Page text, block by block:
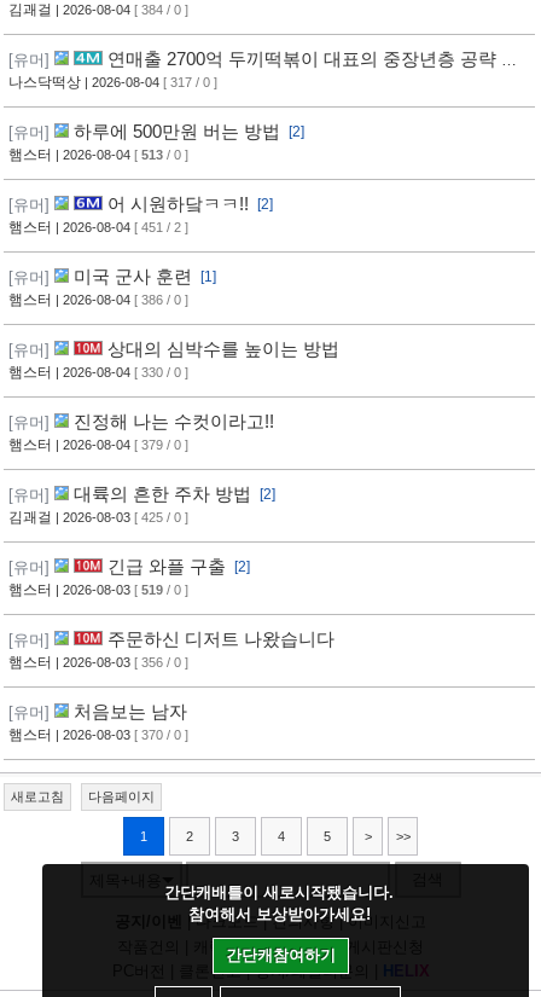
김괘걸 | 2026-08-04 [ 384 / 0 ]
[유머]
연매출 2700억 두끼떡볶이 대표의 중장년층 공략 방
법
나스닥떡상 | 2026-08-04 [ 317 / 0 ]
[유머] 하루에 500만원 버는 방법
[2]
햄스터 | 2026-08-04 [ 513 / 0 ]
[유머] 어 시원하닼ㅋㅋ!!
[2]
햄스터 | 2026-08-04 [ 451 / 2 ]
[유머] 미국 군사 훈련
[1]
햄스터 | 2026-08-04 [ 386 / 0 ]
[유머] 상대의 심박수를 높이는 방법
햄스터 | 2026-08-04 [ 330 / 0 ]
[유머] 진정해 나는 수컷이라고!!
햄스터 | 2026-08-04 [ 379 / 0 ]
[유머] 대륙의 흔한 주차 방법
[2]
김괘걸 | 2026-08-03 [ 425 / 0 ]
[유머] 긴급 와플 구출
[2]
햄스터 | 2026-08-03 [ 519 / 0 ]
[유머] 주문하신 디저트 나왔습니다
햄스터 | 2026-08-03 [ 356 / 0 ]
[유머] 처음보는 남자
햄스터 | 2026-08-03 [ 370 / 0 ]
새로고침 다음페이지
1 2 3 4 5 > >>
|다크모드|건의사항|이미지신고
캐릭건의|기타디비|
클론신고|정지/패널티문의 H X
간단캐배틀이 새로시작됐습니다.
참여해서 보상받아가세요!
간단캐참여하기